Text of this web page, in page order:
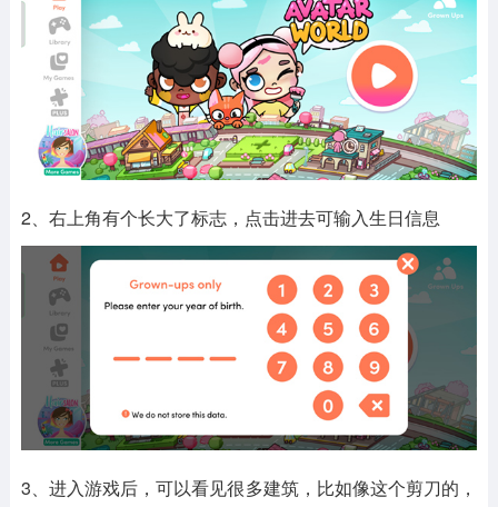
2、右上角有个长大了标志，点击进去可输入生日信息
3、进入游戏后，可以看见很多建筑，比如像这个剪刀的，